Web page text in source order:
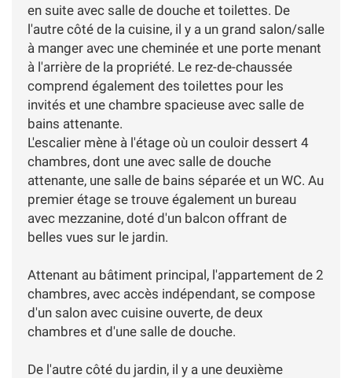
en suite avec salle de douche et toilettes. De
l'autre côté de la cuisine, il y a un grand salon/salle
à manger avec une cheminée et une porte menant
à l'arrière de la propriété. Le rez-de-chaussée
comprend également des toilettes pour les
invités et une chambre spacieuse avec salle de
bains attenante.
L'escalier mène à l'étage où un couloir dessert 4
chambres, dont une avec salle de douche
attenante, une salle de bains séparée et un WC. Au
premier étage se trouve également un bureau
avec mezzanine, doté d'un balcon offrant de
belles vues sur le jardin.
Attenant au bâtiment principal, l'appartement de 2
chambres, avec accès indépendant, se compose
d'un salon avec cuisine ouverte, de deux
chambres et d'une salle de douche.
De l'autre côté du jardin, il y a une deuxième